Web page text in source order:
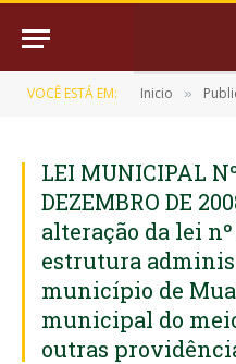
VOCÊ ESTÁ EM: Inicio »
LEI MUNICIPAL
DEZEMBRO DE
alteração da lei
estrutura
município de
municipal do
outras